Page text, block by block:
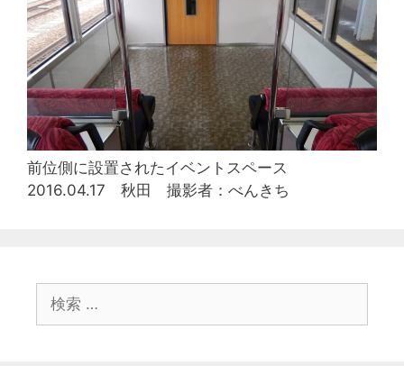
前位側に設置されたイベントスペース
2016.04.17 秋田 撮影者：べんきち
索: